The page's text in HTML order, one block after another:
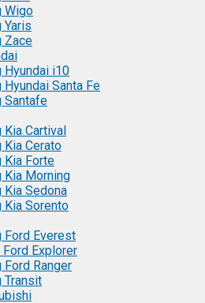
Wigo
Yaris
Zace
Hyundai i10
Hyundai Santa Fe
Santafe
Kia Cartival
Kia Cerato
Kia Forte
Kia Morning
Kia Sedona
Kia Sorento
Ford Everest
Ford Explorer
Ford Ranger
Transit